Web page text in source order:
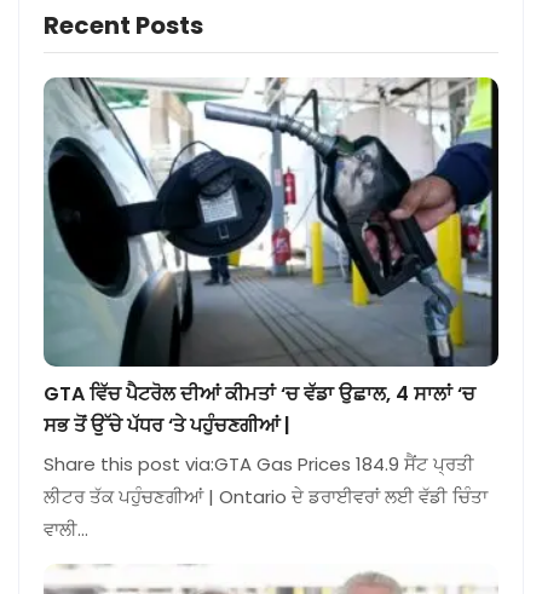
Recent Posts
GTA ਵਿੱਚ ਪੈਟਰੋਲ ਦੀਆਂ ਕੀਮਤਾਂ ‘ਚ ਵੱਡਾ ਉਛਾਲ, 4 ਸਾਲਾਂ ‘ਚ
ਸਭ ਤੋਂ ਉੱਚੇ ਪੱਧਰ ‘ਤੇ ਪਹੁੰਚਣਗੀਆਂ |
Share this post via:GTA Gas Prices 184.9 ਸੈਂਟ ਪ੍ਰਤੀ
ਲੀਟਰ ਤੱਕ ਪਹੁੰਚਣਗੀਆਂ | Ontario ਦੇ ਡਰਾਈਵਰਾਂ ਲਈ ਵੱਡੀ ਚਿੰਤਾ
ਵਾਲੀ…